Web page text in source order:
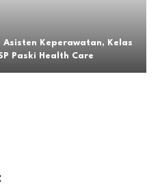
Keperawatan, Kelas
Paski Health Care